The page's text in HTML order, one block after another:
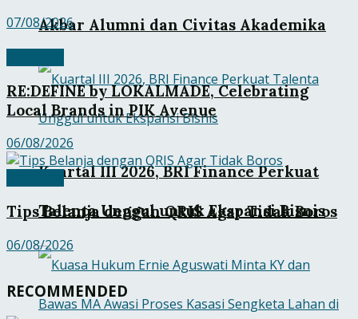
Akbar Alumni dan Civitas Akademika
Kuartal III 2026, BRI Finance Perkuat
Talenta Unggul untuk Ekspansi Bisnis
07/08/2026
RE:DEFINE by LOKALMADE, Celebrating
Local Brands in PIK Avenue
06/08/2026
Tips Belanja dengan QRIS Agar Tidak Boros
06/08/2026
RECOMMENDED